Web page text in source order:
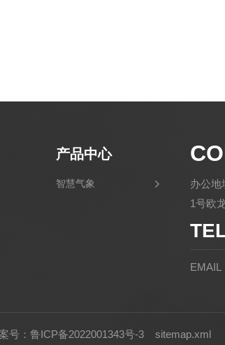
产品中心
智慧气象
办公地
1号欧
EMAIL
号：鲁ICP备2022001343号-3 sitemap.xml